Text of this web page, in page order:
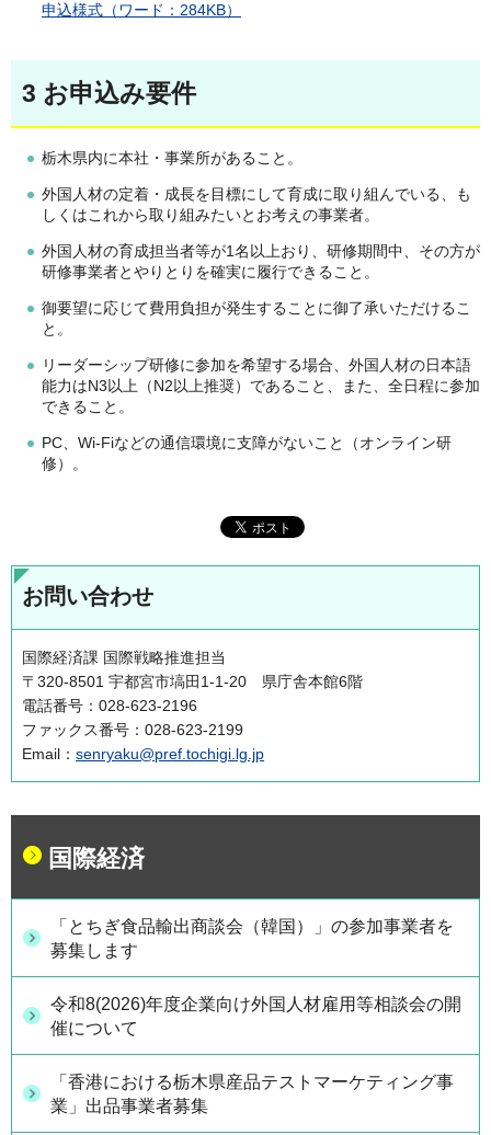
申込様式（ワード：284KB）
3 お申込み要件
栃木県内に本社・事業所があること。
外国人材の定着・成長を目標にして育成に取り組んでいる、も
しくはこれから取り組みたいとお考えの事業者。
外国人材の育成担当者等が1名以上おり、研修期間中、その方が
研修事業者とやりとりを確実に履行できること。
御要望に応じて費用負担が発生することに御了承いただけるこ
と。
リーダーシップ研修に参加を希望する場合、外国人材の日本語
能力はN3以上（N2以上推奨）であること、また、全日程に参加
できること。
PC、Wi-Fiなどの通信環境に支障がないこと（オンライン研
修）。
お問い合わせ
国際経済課 国際戦略推進担当
〒320-8501 宇都宮市塙田1-1-20 県庁舎本館6階
電話番号：028-623-2196
ファックス番号：028-623-2199
Email： senryaku@pref.tochigi.lg.jp
国際経済
「とちぎ食品輸出商談会（韓国）」の参加事業者を
募集します
令和8(2026)年度企業向け外国人材雇用等相談会の開
催について
「香港における栃木県産品テストマーケティング事
業」出品事業者募集